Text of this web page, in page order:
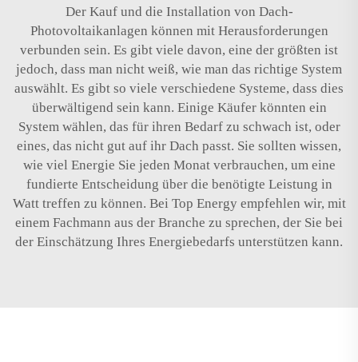
Der Kauf und die Installation von Dach-
Photovoltaikanlagen können mit Herausforderungen
verbunden sein. Es gibt viele davon, eine der größten ist
jedoch, dass man nicht weiß, wie man das richtige System
auswählt. Es gibt so viele verschiedene Systeme, dass dies
überwältigend sein kann. Einige Käufer könnten ein
System wählen, das für ihren Bedarf zu schwach ist, oder
eines, das nicht gut auf ihr Dach passt. Sie sollten wissen,
wie viel Energie Sie jeden Monat verbrauchen, um eine
fundierte Entscheidung über die benötigte Leistung in
Watt treffen zu können. Bei Top Energy empfehlen wir, mit
einem Fachmann aus der Branche zu sprechen, der Sie bei
der Einschätzung Ihres Energiebedarfs unterstützen kann.